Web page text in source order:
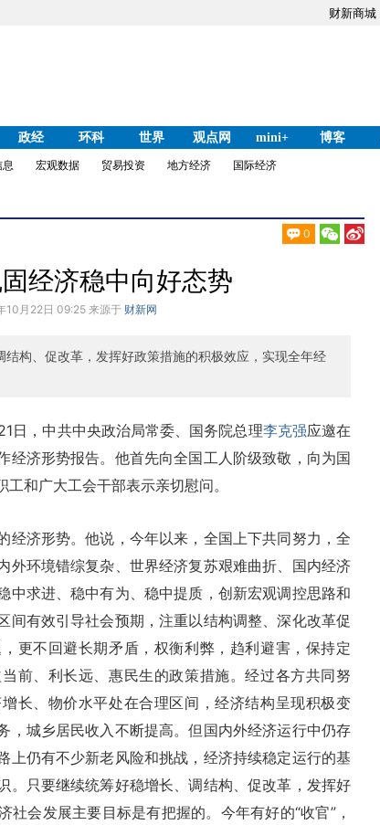
财新商城
政经 环科 世界 观点网 mini+ 博客
宏观数据 贸易投资 地方经济 国际经济
0
经济稳中向好态势
10月22日 09:25 来源于 财新网
构、促改革，发挥好政策措施的积极效应，实现全年经
，中共中央政治局常委、国务院总理李克强应邀在
经济形势报告。他首先向全国工人阶级致敬，向为国
和广大工会干部表示亲切慰问。
济形势。他说，今年以来，全国上下共同努力，全
外环境错综复杂、世界经济复苏艰难曲折、国内经济
中求进、稳中有为、稳中提质，创新宏观调控思路和
间有效引导社会预期，注重以结构调整、深化改革促
更不回避长期矛盾，权衡利弊，趋利避害，保持定
前、利长远、惠民生的政策措施。经过各方共同努
长、物价水平处在合理区间，经济结构呈现积极变
，城乡居民收入不断提高。但国内外经济运行中仍存
上仍有不少新老风险和挑战，经济持续稳定运行的基
。只要继续统筹好稳增长、调结构、促改革，发挥好
会发展主要目标是有把握的。今年有好的“收官”，